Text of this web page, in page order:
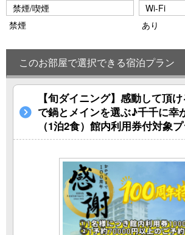
禁煙/喫煙
禁煙
Wi-Fi
あり
このお部屋で選択できる宿泊プラン
【旬ダイニング】感動して頂
で鍋とメインを選ぶ♪千千に幸
（1泊2食）館内利用券付対象